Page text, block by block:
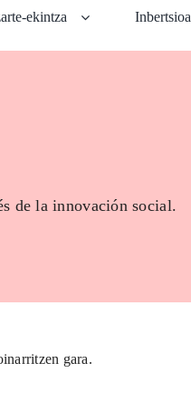
ekintza Inbertsioa
de la innovación social.
gara.